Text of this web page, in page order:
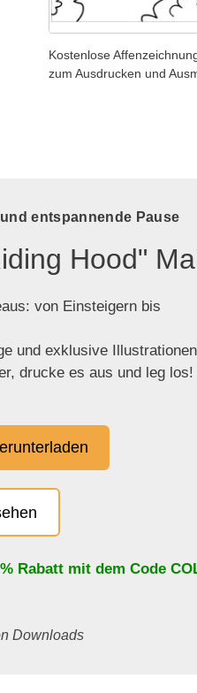
Kostenlose
zum Ausdrucken und
entspannende Pause
Hood"
von Einsteigern bis
und exklusive Illustrationen
drucke es aus und leg los!
Rabatt mit dem Code
Downloads